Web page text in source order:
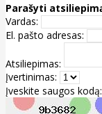
Parašyti
Vardas:
El. pašto adresas:
Atsiliepimas:
Įvertinimas:
Įveskite saugos kodą: